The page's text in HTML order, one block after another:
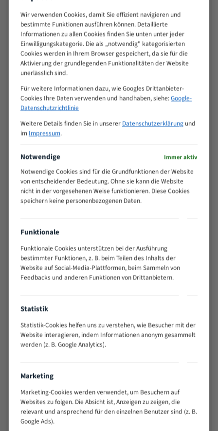
4/6
30
4/5
50
4/5
80
> 100
M (mm)
Zähne pro
Zoll (ZpZ))
25
10/14
15 - 40
35 - 70
50 - 120
4/6
80 - 180
3/4
130 -
2/3
450
600
1,1/1,6
> 500
0,75/1,25
Vorteile:
Anwendungen
Widerstandsfähig gegen Zahnbruch auch bei
schwierigen Werkstücken (Materialmischung,
wechselnde Verbindungslängen)
Technische Beschreibung:
Positiver Spanwinkel
Bandkörper aus hochlegiertem Federstahl
Wir verwenden Cookies, damit Sie effizient navigieren und
bestimmte Funktionen ausführen können. Detaillierte
Informationen zu allen Cookies finden Sie unten unter jeder
Einwilligungskategorie. Die als „notwendig" kategorisierten
Cookies werden in Ihrem Browser gespeichert, da sie für die
Aktivierung der grundlegenden Funktionalitäten der Website
unerlässlich sind.
Für weitere Informationen dazu, wie Googles Drittanbieter-
Cookies Ihre Daten verwenden und handhaben, siehe:Google-
Datenschutzrichtlinie
Weitere Details finden Sie in unserer Datenschutzerklärungund
im Impressum.
Notwendige Immer aktiv
Notwendige Cookies sind für die Grundfunktionen der Website
von entscheidender Bedeutung. Ohne sie kann die Website
nicht in der vorgesehenen Weise funktionieren. Diese Cookies
speichern keine personenbezogenen Daten.
Funktionale
Funktionale Cookies unterstützen bei der Ausführung
bestimmter Funktionen, z. B. beim Teilen des Inhalts der
Website auf Social-Media-Plattformen, beim Sammeln von
Feedbacks und anderen Funktionen von Drittanbietern.
Statistik
Statistik-Cookies helfen uns zu verstehen, wie Besucher mit der
Website interagieren, indem Informationen anonym gesammelt
werden (z. B. Google Analytics).
Marketing
Marketing-Cookies werden verwendet, um Besuchern auf
Websites zu folgen. Die Absicht ist, Anzeigen zu zeigen, die
relevant und ansprechend für den einzelnen Benutzer sind (z. B.
Google Ads).